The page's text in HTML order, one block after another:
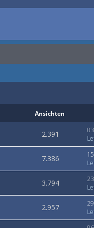
Ansichten
2.391
7.386
3.794
2.957